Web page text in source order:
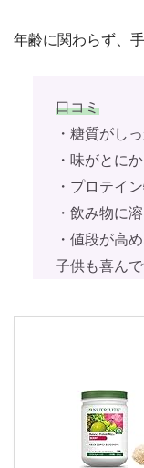
年齢に関わらず、
口コミ
・糖質がし
・味がとに
・プロテイ
・飲み物に
・値段が高
子供も喜ん